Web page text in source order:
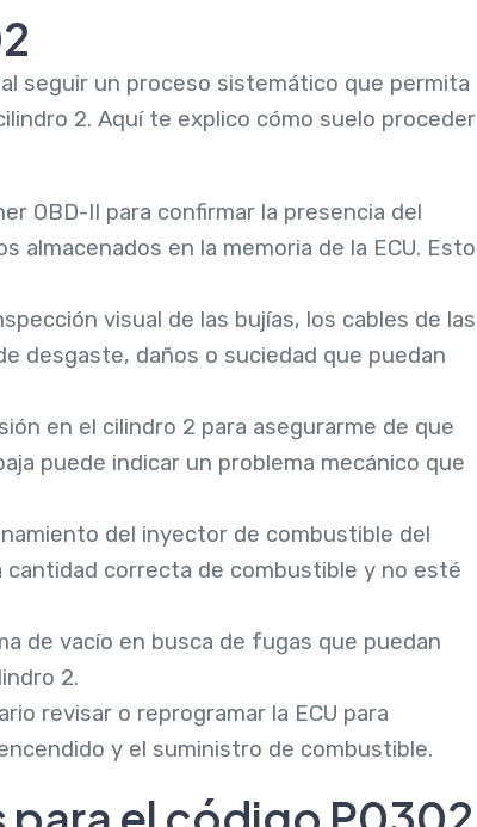
seguir un proceso sistemático que permita
2. Aquí te explico cómo suelo proceder
OBD-II para confirmar la presencia del
almacenados en la memoria de la ECU. Esto
visual de las bujías, los cables de las
desgaste, daños o suciedad que puedan
en el cilindro 2 para asegurarme de que
puede indicar un problema mecánico que
del inyector de combustible del
correcta de combustible y no esté
de vacío en busca de fugas que puedan
2.
revisar o reprogramar la ECU para
y el suministro de combustible.